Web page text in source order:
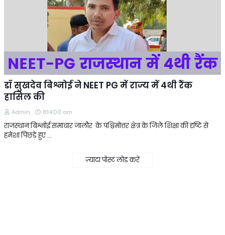
डॉ‌ सुखदेव बिश्नोई ने NEET PG में राज्य में 4थी रैंक
हासिल की
Admin 8:14:00 am
राजस्थान बिश्नोई समाचार जालौर के पश्चिमोत्तर क्षेत्र के जिले शिक्षा की दृष्टि से
हमेशा पिछड़े हुए …
ज़्यादा पोस्ट लोड करें